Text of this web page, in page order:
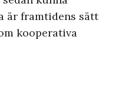
är framtidens sätt
kooperativa